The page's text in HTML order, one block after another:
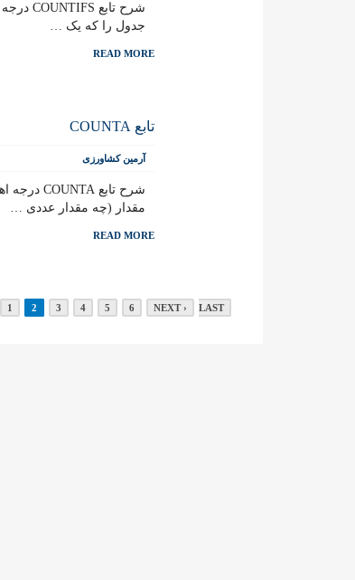
جدول را که یک …
READ MORE
تابع COUNTA
آرمین کشاورزی
مقدار (چه مقدار عددی …
READ MORE
1 2 3 4 5 6 NEXT › LAST »